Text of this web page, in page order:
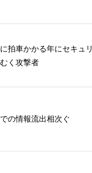
拍車かかる年にセキュリ
く攻撃者
の情報流出相次ぐ